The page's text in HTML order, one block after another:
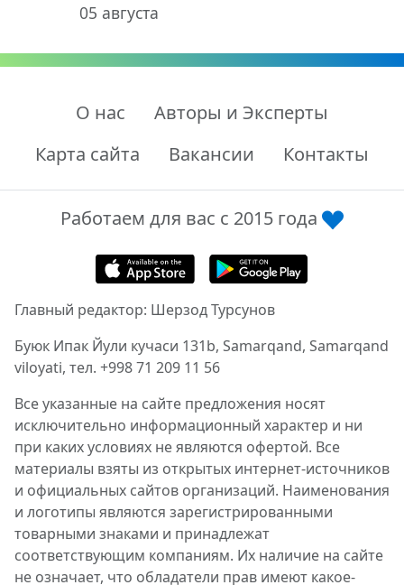
05 августа
О нас
Авторы и Эксперты
Карта сайта
Вакансии Контакты
Работаем для вас с 2015 года
Главный редактор: Шерзод Турсунов
Буюк Ипак Йули кучаси 131b, Samarqand, Samarqand
viloyati, тел. +998 71 209 11 56
Все указанные на сайте предложения носят
исключительно информационный характер и ни
при каких условиях не являются офертой. Все
материалы взяты из открытых интернет-источников
и официальных сайтов организаций. Наименования
и логотипы являются зарегистрированными
товарными знаками и принадлежат
соответствующим компаниям. Их наличие на сайте
не означает, что обладатели прав имеют какое-